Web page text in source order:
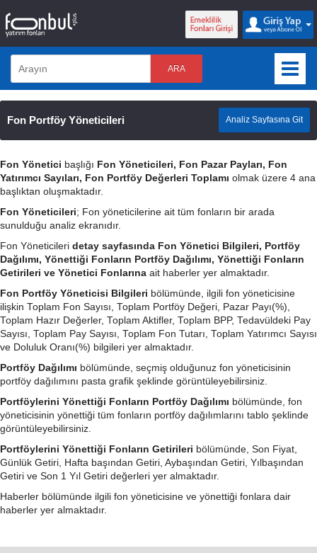
ARA
Fon Portföy Yöneticileri Analiz Sayfasına Git
Fon Yönetici başlığı Fon Yöneticileri, Fon Pazar Payları, Fon
Yatırımcı Sayıları, Fon Portföy Değerleri Toplamı olmak üzere 4 ana
başlıktan oluşmaktadır.
Fon Yöneticileri; Fon yöneticilerine ait tüm fonların bir arada
sunulduğu analiz ekranıdır.
Fon Yöneticileri detay sayfasında Fon Yönetici Bilgileri, Portföy
Dağılımı, Yönettiği Fonların Portföy Dağılımı, Yönettiği Fonların
Getirileri ve Yönetici Fonlarına ait haberler yer almaktadır.
Fon Portföy Yöneticisi Bilgileri bölümünde, ilgili fon yöneticisine
ilişkin Toplam Fon Sayısı, Toplam Portföy Değeri, Pazar Payı(%),
Toplam Hazır Değerler, Toplam Aktifler, Toplam BPP, Tedavüldeki Pay
Sayısı, Toplam Pay Sayısı, Toplam Fon Tutarı, Toplam Yatırımcı Sayısı
ve Doluluk Oranı(%) bilgileri yer almaktadır.
Portföy Dağılımı bölümünde, seçmiş olduğunuz fon yöneticisinin
portföy dağılımını pasta grafik şeklinde görüntüleyebilirsiniz.
Portföylerini Yönettiği Fonların Portföy Dağılımı bölümünde, fon
yöneticisinin yönettiği tüm fonların portföy dağılımlarını tablo şeklinde
görüntüleyebilirsiniz.
Portföylerini Yönettiği Fonların Getirileri bölümünde, Son Fiyat,
Günlük Getiri, Hafta başından Getiri, Aybaşından Getiri, Yılbaşından
Getiri ve Son 1 Yıl Getiri değerleri yer almaktadır.
Haberler bölümünde ilgili fon yöneticisine ve yönettiği fonlara dair
haberler yer almaktadır.